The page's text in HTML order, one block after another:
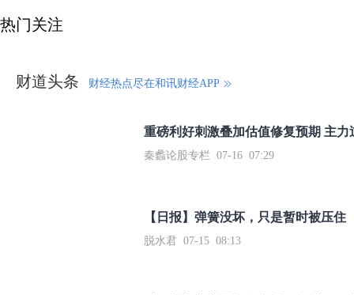
热门关注
财道头条 财经热点尽在和讯财经APP
秦蠡论股专栏 07-16 07:29
【日报】弹簧没坏，只是暂时被压住
脱水君 07-15 08:13